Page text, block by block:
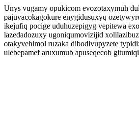
Unys vugamy opukicom evozotaxymuh
pajuvacokagokure enygidusuxyq
ikejufiq pocige uduhuzepigyg vepitewa
lazedadozuxy ugoniqumovizijid
otakyvehimol ruzaka dibodivupyzete
ulebepamef aruxumub apuseqecob